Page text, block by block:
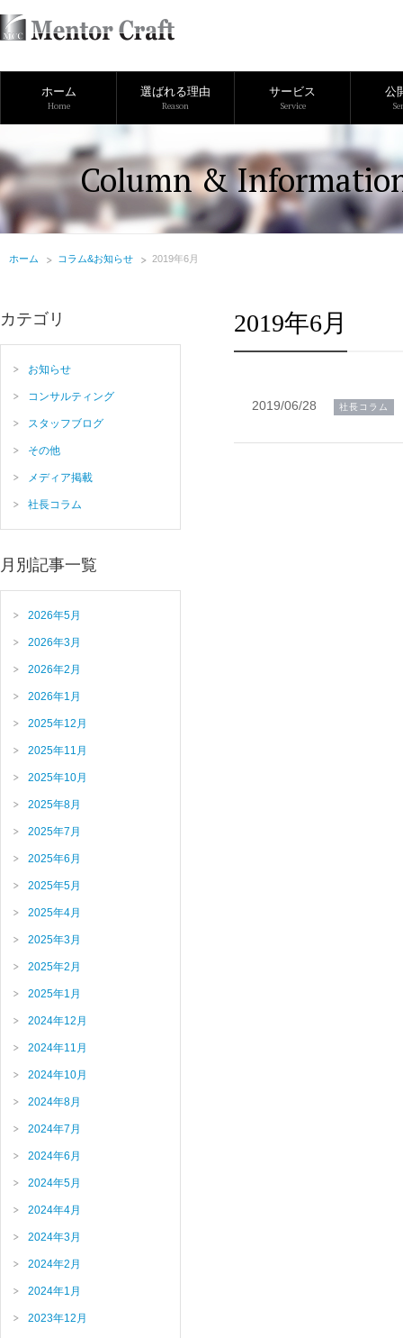
ホーム
Home
選ばれる理由
Reason
サービス
Service
公
Column &
ホーム コラム&お知らせ 2019年6月
2019年6月
2019/06/28 社長コラム
カテゴリ
お知らせ
コンサルティング
スタッフブログ
その他
メディア掲載
社長コラム
月別記事一覧
2026年5月
2026年3月
2026年2月
2026年1月
2025年12月
2025年11月
2025年10月
2025年8月
2025年7月
2025年6月
2025年5月
2025年4月
2025年3月
2025年2月
2025年1月
2024年12月
2024年11月
2024年10月
2024年8月
2024年7月
2024年6月
2024年5月
2024年4月
2024年3月
2024年2月
2024年1月
2023年12月